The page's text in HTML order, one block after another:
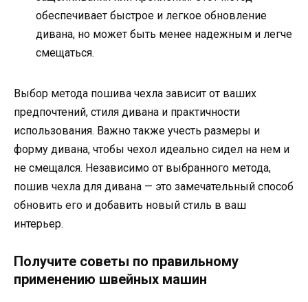
обеспечивает быстрое и легкое обновление
дивана, но может быть менее надежным и легче
смещаться.
Выбор метода пошива чехла зависит от ваших
предпочтений, стиля дивана и практичности
использования. Важно также учесть размеры и
форму дивана, чтобы чехол идеально сидел на нем и
не смещался. Независимо от выбранного метода,
пошив чехла для дивана — это замечательный способ
обновить его и добавить новый стиль в ваш
интерьер.
Получите советы по правильному
применению швейных машин